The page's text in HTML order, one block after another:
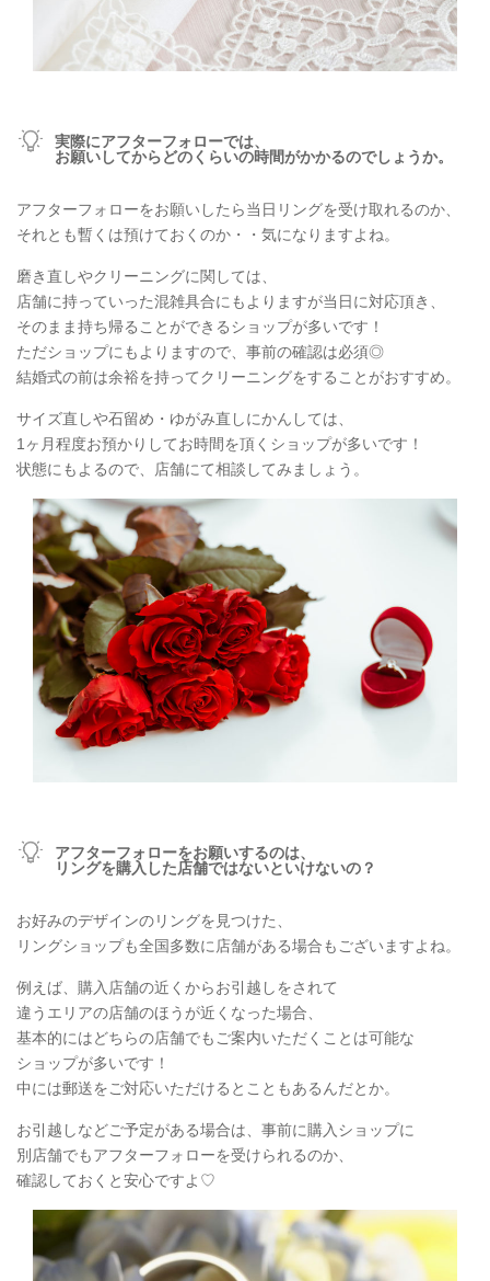
実際にアフターフォローでは、
お願いしてからどのくらいの時間がかかるのでしょうか。
アフターフォローをお願いしたら当日リングを受け取れるのか、
それとも暫くは預けておくのか・・気になりますよね。
磨き直しやクリーニングに関しては、
店舗に持っていった混雑具合にもよりますが当日に対応頂き、
そのまま持ち帰ることができるショップが多いです！
ただショップにもよりますので、事前の確認は必須◎
結婚式の前は余裕を持ってクリーニングをすることがおすすめ。
サイズ直しや石留め・ゆがみ直しにかんしては、
1ヶ月程度お預かりしてお時間を頂くショップが多いです！
状態にもよるので、店舗にて相談してみましょう。
アフターフォローをお願いするのは、
リングを購入した店舗ではないといけないの？
お好みのデザインのリングを見つけた、
リングショップも全国多数に店舗がある場合もございますよね。
例えば、購入店舗の近くからお引越しをされて
違うエリアの店舗のほうが近くなった場合、
基本的にはどちらの店舗でもご案内いただくことは可能な
ショップが多いです！
中には郵送をご対応いただけるとこともあるんだとか。
お引越しなどご予定がある場合は、事前に購入ショップに
別店舗でもアフターフォローを受けられるのか、
確認しておくと安心ですよ♡